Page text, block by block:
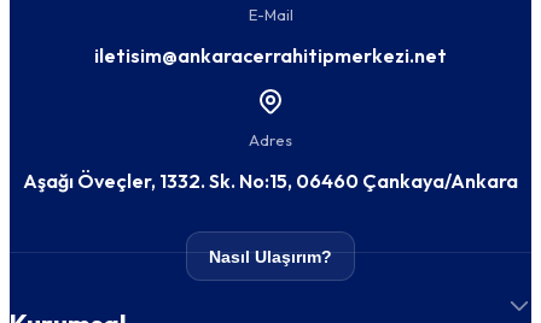
E-Mail
iletisim@ankaracerrahitipmerkezi.net
Adres
Aşağı Öveçler, 1332. Sk. No:15, 06460 Çankaya/Ankara
Nasıl Ulaşırım?